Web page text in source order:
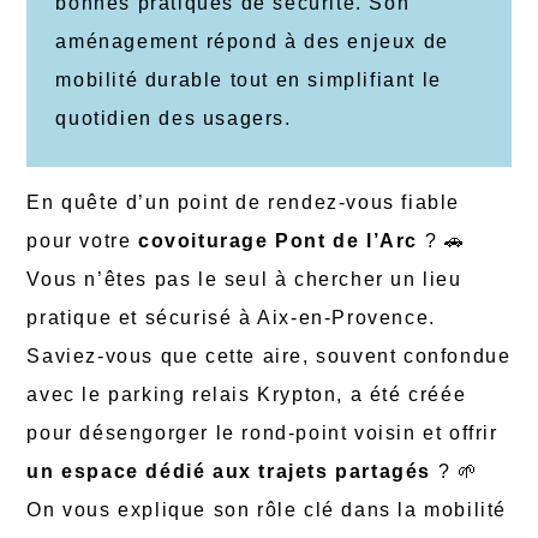
aménagement répond à des enjeux de
mobilité durable tout en simplifiant le
quotidien des usagers.
En quête d’un point de rendez-vous fiable
pour votrecovoiturage Pont de l’Arc ? 🚗
Vous n’êtes pas le seul à chercher un lieu
pratique et sécurisé à Aix-en-Provence.
Saviez-vous que cette aire, souvent confondue
avec le parking relais Krypton, a été créée
pour désengorger le rond-point voisin et offrir
un espace dédié aux trajets partagés ? 🌱
On vous explique son rôle clé dans la mobilité